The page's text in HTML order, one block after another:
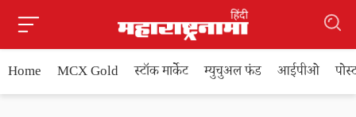
Home MCX Gold स्टॉक मार्केट म्युचुअल फंड आईपीओ